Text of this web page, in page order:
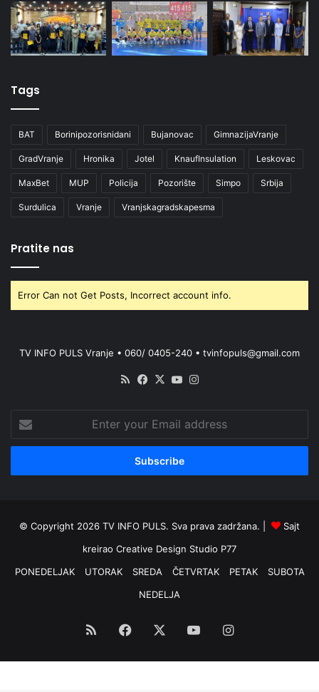
Tags
BAT Borinipozorisnidani Bujanovac GimnazijaVranje
GradVranje Hronika Jotel KnaufInsulation Leskovac
MaxBet MUP Policija Pozorište Simpo Srbija
Surdulica Vranje Vranjskagradskapesma
Pratite nas
Error Can not Get Posts, Incorrect account info.
TV INFO PULS Vranje • 060/ 0405-240 • tvinfopuls@gmail.com
RSS Facebook
X YouTube
your
Email
© Copyright 2026 TV INFO PULS. Sva prava zadržana. |
Sajt
kreirao Creative Design Studio P77
PONEDELJAK
UTORAK SREDA ČETVRTAK PETAK
SUBOTA
NEDELJA
RSS Facebook YouTubeInstagram